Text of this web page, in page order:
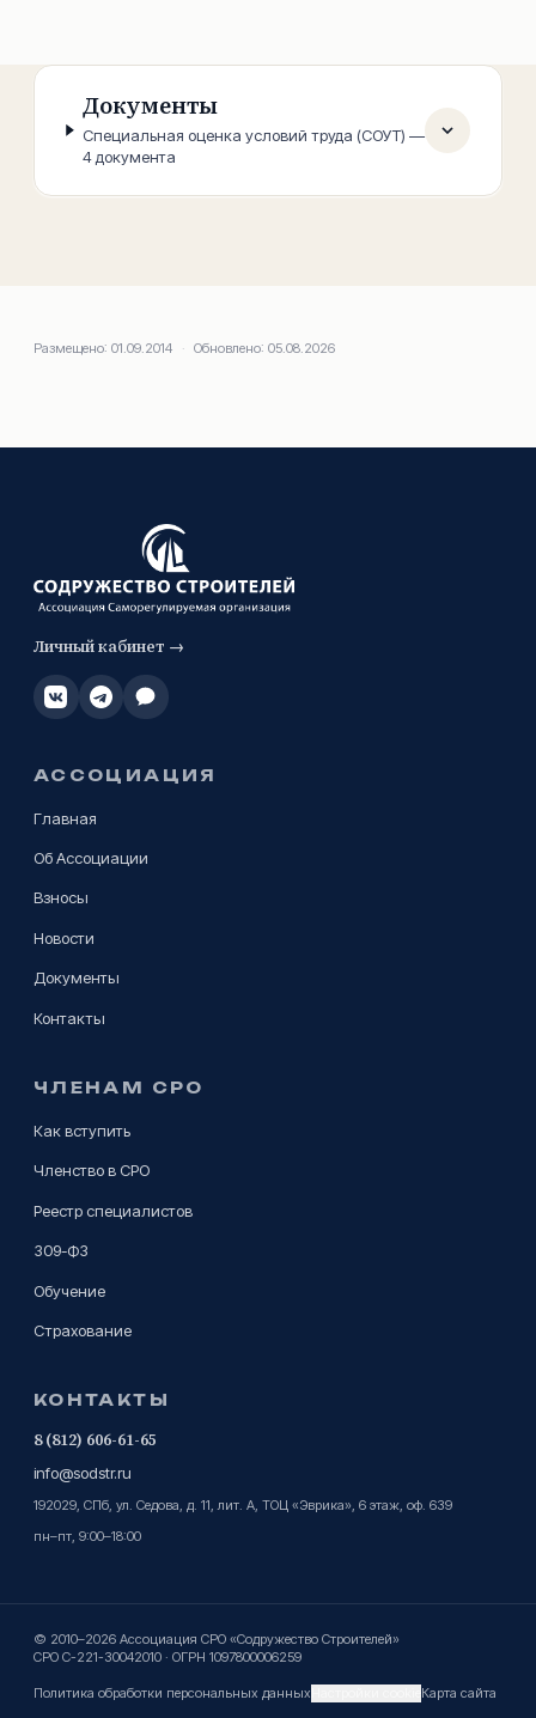
Документы
Специальная оценка условий труда (СОУТ) —
4документа
Размещено: 01.09.2014 · Обновлено: 05.08.2026
Личный кабинет →
АССОЦИАЦИЯ
Главная
Об Ассоциации
Взносы
Новости
Документы
Контакты
ЧЛЕНАМ СРО
Как вступить
Членство в СРО
Реестр специалистов
309-ФЗ
Обучение
Страхование
КОНТАКТЫ
8 (812) 606-61-65
info@sodstr.ru
192029, СПб, ул. Седова, д. 11, лит. А, ТОЦ «Эврика», 6 этаж, оф. 639
пн–пт, 9:00–18:00
© 2010–2026 Ассоциация СРО «Содружество Строителей»
СРО С-221-30042010 · ОГРН 1097800006259
Политика обработки персональных данных Карта сайта